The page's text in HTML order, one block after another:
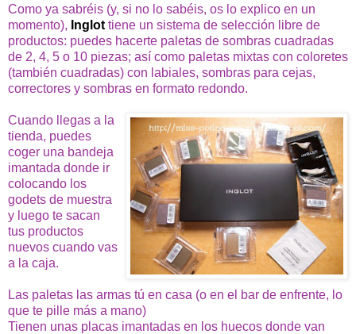
Como ya sabréis (y, si no lo sabéis, os lo explico en un
momento), Inglot tiene un sistema de selección libre de
productos: puedes hacerte paletas de sombras cuadradas
de 2, 4, 5 o 10 piezas; así como paletas mixtas con coloretes
(también cuadradas) con labiales, sombras para cejas,
correctores y sombras en formato redondo.
Cuando llegas a la
tienda, puedes
coger una bandeja
imantada donde ir
colocando los
godets de muestra
y luego te sacan
tus productos
nuevos cuando vas
a la caja.
Las paletas las armas tú en casa (o en el bar de enfrente, lo
que te pille más a mano)
Tienen unas placas imantadas en los huecos donde van